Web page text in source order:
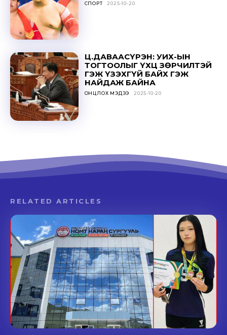
СПОРТ 2025-10-20
Ц.ДАВААСҮРЭН: УИХ-ЫН
ТОГТООЛЫГ ҮХЦ ЗӨРЧИЛТЭЙ
ГЭЖ ҮЗЭХГҮЙ БАЙХ ГЭЖ
НАЙДАЖ БАЙНА
ОНЦЛОХ МЭДЭЭ 2025-10-20
RELATED ARTICLES